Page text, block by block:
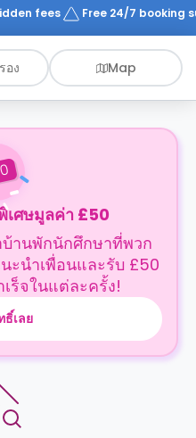
fees Free 24/7 booking
อง Map
เศษมูลค่า £50
านพักนักศึกษาที่พวก
ะนำเพื่อนและรับ £50
ร็จในแต่ละครั้ง!
ธิ์เลย